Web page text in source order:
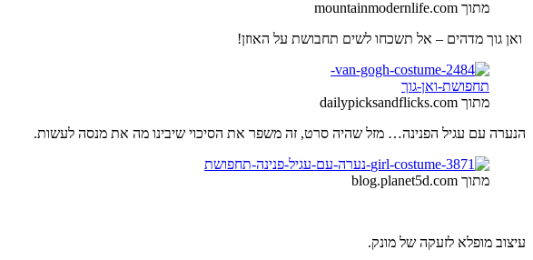
מתוך mountainmodernlife.com
ואן גוך מדהים – אל תשכחו לשים תחבושת על האוזן!
מתוך dailypicksandflicks.com
הנערה עם עגיל הפנינה… מזל שהיה סרט, זה משפר את הסיכוי שיבינו מה את מנסה לעשות.
מתוך blog.planet5d.com
עיצוב מופלא לזעקה של מונק.